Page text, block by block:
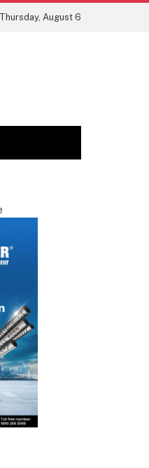
Thursday, August 6